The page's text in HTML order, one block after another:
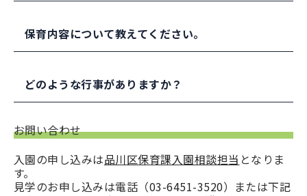
います。
す。
保育内容について教えてください。
心をもつ子ども」「豊かな感性と創造性にあふれ
貫して捉えています。
いくとともに、当施設の「未来をつくりだす三つ
の基礎を身につけた子どもになること」を理念と
して保育を行っていきます。
どのような行事がありますか？
子どもたちと職員で実施しています。
身体測定（身長・体重）は毎月実施しており、嘱
託医（まつばらクリニック）による健康診断が年2
回、嘱託歯科医（みちこ歯科医院）による歯科検
お問い合わせ
入園の申し込みは品川区保育課入園相談担当 となりま
す。
見学のお申し込みは電話（03-6451-3520）または下記